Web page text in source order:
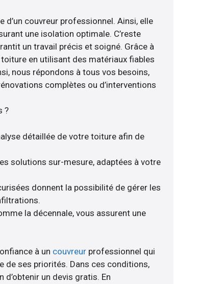
d’un couvreur professionnel. Ainsi, elle
une isolation optimale. C’reste
un travail précis et soigné. Grâce à
en utilisant des matériaux fiables
nous répondons à tous vos besoins,
complètes ou d’interventions
?
détaillée de votre toiture afin de
solutions sur-mesure, adaptées à votre
donnent la possibilité de gérer les
la décennale, vous assurent une
à un couvreurprofessionnel qui
de ses priorités. Dans ces conditions,
d’obtenir un devis gratis. En